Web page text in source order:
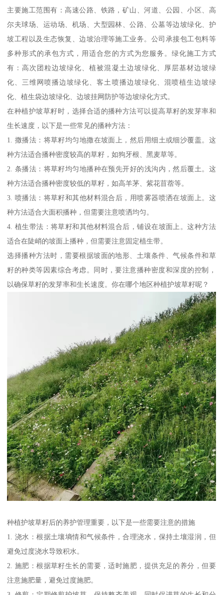
主要施工范围有：高速公路、铁路，矿山、河道、公园、小区、高
尔夫球场、运动场、机场、大型园林、公路、公墓等边坡绿化、护
坡工程以及生态恢复、边坡治理等施工业务。公司承接包工包料等
多种形式的承包方式，用适合您的方式为您服务。绿化施工方式
有：高次团粒边坡绿化、植被混凝土边坡绿化、厚层基材边坡绿
化、三维网喷播边坡绿化、客土喷播边坡绿化、混喷植生边坡绿
化、植生袋边坡绿化、边坡挂网防护等边坡绿化方式。
在种植护坡草籽时，选择合适的播种方法可以提高草籽的发芽率和
生长速度，以下是一些常见的播种方法：
1. 撒播法：将草籽均匀地撒在坡面上，然后用细土或细沙覆盖。这
种方法适合播种密度较高的草籽，如狗牙根、黑麦草等。
2. 条播法：将草籽均匀地播种在预先开好的浅沟内，然后覆土。这
种方法适合播种密度较低的草籽，如高羊茅、紫花苜蓿等。
3. 喷播法：将草籽和其他材料混合后，用喷雾器喷洒在坡面上。这
种方法适合大面积播种，但需要注意喷洒均匀。
4. 植生带法：将草籽和其他材料混合后，铺设在坡面上。这种方法
适合在陡峭的坡面上播种，但需要注意固定植生带。
选择播种方法时，需要根据坡面的地形、土壤条件、气候条件和草
籽的种类等因素综合考虑。同时，要注意播种密度和深度的控制，
以确保草籽的发芽率和生长速度。你在哪个地区种植护坡草籽呢？
种植护坡草籽后的养护管理重要，以下是一些需要注意的措施
1. 浇水：根据土壤墒情和气候条件，合理浇水，保持土壤湿润，但
避免过度浇水导致积水。
2. 施肥：根据草籽生长的需要，适时施肥，提供充足的养分，但要
注意施肥量，避免过度施肥。